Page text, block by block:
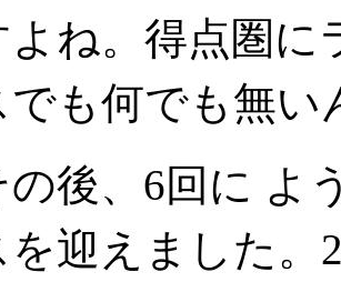
よね。得点圏に
でも何でも無い
の後、6回に よ
を迎えました。